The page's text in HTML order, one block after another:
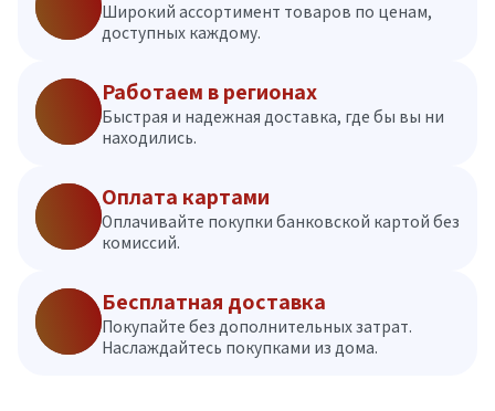
Широкий ассортимент товаров по ценам,
доступных каждому.
Работаем в регионах
Быстрая и надежная доставка, где бы вы ни
находились.
Оплата картами
Оплачивайте покупки банковской картой без
комиссий.
Бесплатная доставка
Покупайте без дополнительных затрат.
Наслаждайтесь покупками из дома.